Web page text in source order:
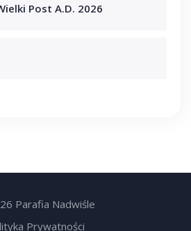
Post A.D. 2026
Parafia Nadwiśle
Prywatności